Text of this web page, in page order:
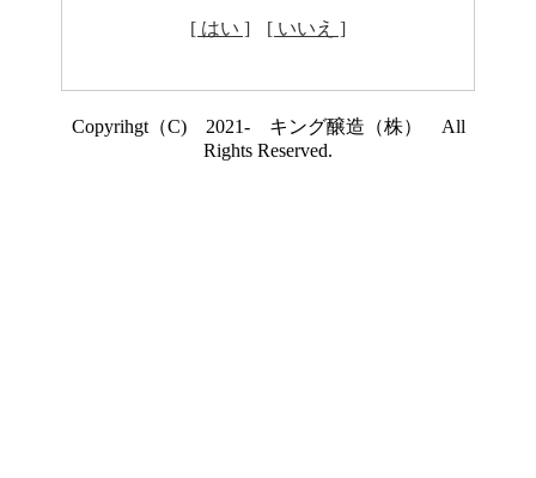
[ はい ] [ いいえ ]
Copyrihgt（C) 2021- キング醸造（株） All
Rights Reserved.